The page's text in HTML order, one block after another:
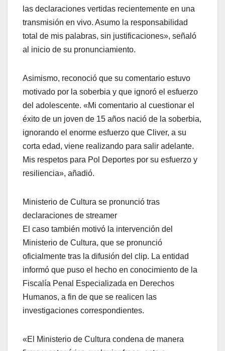
las declaraciones vertidas recientemente en una
transmisión en vivo. Asumo la responsabilidad
total de mis palabras, sin justificaciones», señaló
al inicio de su pronunciamiento.
Asimismo, reconoció que su comentario estuvo
motivado por la soberbia y que ignoró el esfuerzo
del adolescente. «Mi comentario al cuestionar el
éxito de un joven de 15 años nació de la soberbia,
ignorando el enorme esfuerzo que Cliver, a su
corta edad, viene realizando para salir adelante.
Mis respetos para Pol Deportes por su esfuerzo y
resiliencia», añadió.
Ministerio de Cultura se pronunció tras
declaraciones de streamer
El caso también motivó la intervención del
Ministerio de Cultura, que se pronunció
oficialmente tras la difusión del clip. La entidad
informó que puso el hecho en conocimiento de la
Fiscalía Penal Especializada en Derechos
Humanos, a fin de que se realicen las
investigaciones correspondientes.
«El Ministerio de Cultura condena de manera